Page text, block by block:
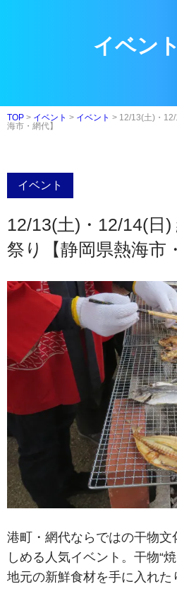
イベン
TOP > イベント > イベント > 12/13(土)・
海市・網代】
イベント
12/13(土)・12/14(日
祭り【静岡県熱海市
港町・網代ならではの干物文
しめる人気イベント。干物“
地元の新鮮食材を手に入れた